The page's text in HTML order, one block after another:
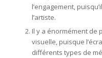
l’engagement,
l’artiste.
Il y a énormément de
visuelle, puisque
différents types de